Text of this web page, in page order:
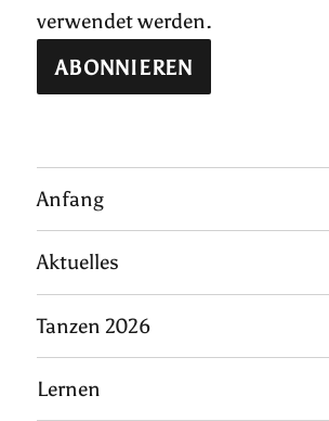
verwendet werden.
Anfang
Aktuelles
Tanzen 2026
Lernen